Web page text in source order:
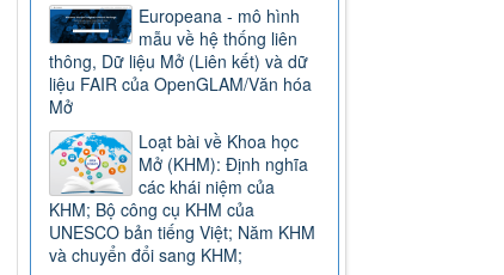
Europeana - mô hình
mẫu về hệ thống liên
thông, Dữ liệu Mở (Liên kết) và dữ
liệu FAIR của OpenGLAM/Văn hóa
Mở
Loạt bài về Khoa học
Mở (KHM): Định nghĩa
các khái niệm của
KHM; Bộ công cụ KHM của
UNESCO bản tiếng Việt; Năm KHM
và chuyển đổi sang KHM;